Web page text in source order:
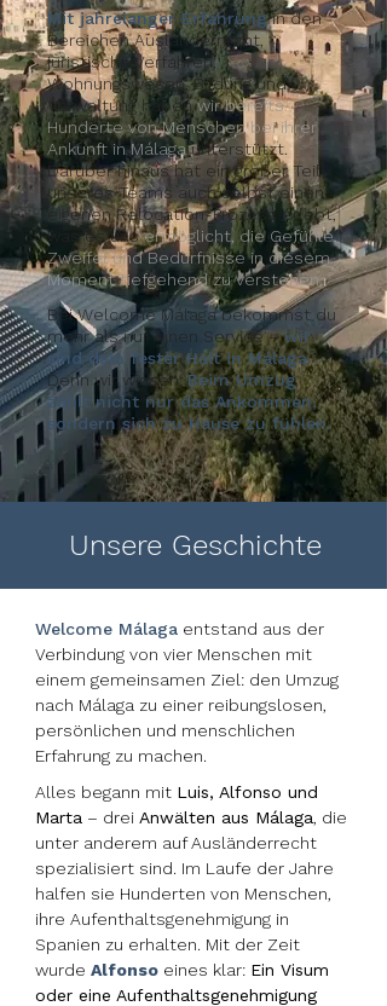
Mit jahrelanger Erfahrungin den
Bereichen Ausländerrecht,
juristische Verfahren,
Wohnungswesen, Bildung und
Verwaltung habenwir bereits
Hunderte von Menschen bei ihrer
Ankunft in Málagaunterstützt.
Darüber hinaus hat ein großer Teil
unseres Teams auch selbst einen
eigenen Relocation-Prozess erlebt,
was es unsermöglicht, die Gefühle,
Zweifel und Bedürfnisse in diesem
Moment tiefgehend zu verstehen.
Bei Welcome Málaga bekommst du
mehr als nur einen Service –wir
sind dein fester Halt in Málaga.
Denn wir wissen:Beim Umzug
zählt nicht nur das Ankommen,
sondern sich zu Hause zu fühlen.
Unsere Geschichte
Welcome Málaga entstand aus der
Verbindung von vier Menschen mit
einem gemeinsamen Ziel: den Umzug
nach Málaga zu einer reibungslosen,
persönlichen und menschlichen
Erfahrung zu machen.
Alles begann mit Luis, Alfonso und
Marta – drei Anwälten aus Málaga, die
unter anderem auf Ausländerrecht
spezialisiert sind. Im Laufe der Jahre
halfen sie Hunderten von Menschen,
ihre Aufenthaltsgenehmigung in
Spanien zu erhalten. Mit der Zeit
wurde Alfonso eines klar: Ein Visum
oder eine Aufenthaltsgenehmigung